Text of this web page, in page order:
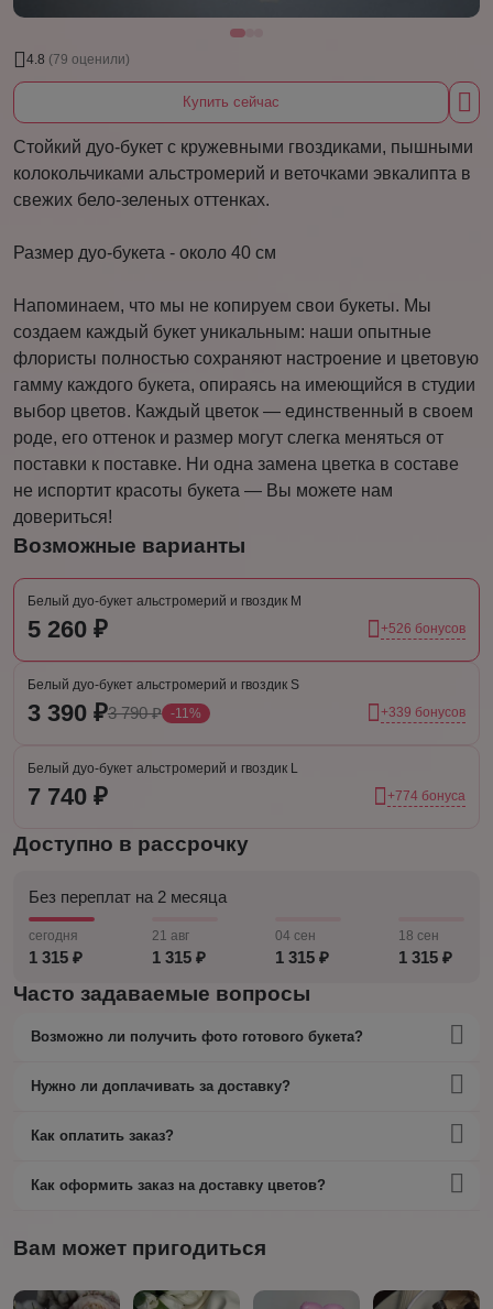
4.8 (79 оценили)
Купить сейчас
Стойкий дуо-букет с кружевными гвоздиками, пышными
колокольчиками альстромерий и веточками эвкалипта в
свежих бело-зеленых оттенках.
Размер дуо-букета - около 40 см
Напоминаем, что мы не копируем свои букеты. Мы
создаем каждый букет уникальным: наши опытные
флористы полностью сохраняют настроение и цветовую
гамму каждого букета, опираясь на имеющийся в студии
выбор цветов. Каждый цветок — единственный в своем
роде, его оттенок и размер могут слегка меняться от
поставки к поставке. Ни одна замена цветка в составе
не испортит красоты букета — Вы можете нам
довериться!
Возможные варианты
Белый дуо-букет альстромерий и гвоздик M
5 260 ₽ +526 бонусов
Белый дуо-букет альстромерий и гвоздик S
3 390 ₽3 790 ₽ -11% +339 бонусов
Белый дуо-букет альстромерий и гвоздик L
7 740 ₽ +774 бонуса
Доступно в рассрочку
Без переплат на 2 месяца
сегодня
1 315 ₽
21 авг
1 315 ₽
04 сен
1 315 ₽
18 сен
1 315 ₽
Часто задаваемые вопросы
Возможно ли получить фото готового букета?
Нужно ли доплачивать за доставку?
Как оплатить заказ?
Как оформить заказ на доставку цветов?
Вам может пригодиться